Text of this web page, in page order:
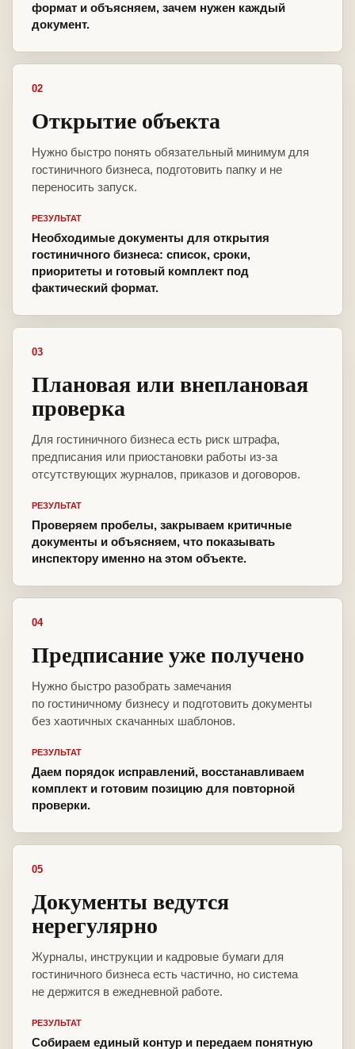
формат и объясняем, зачем нужен каждый
документ.
02
Открытие объекта
Нужно быстро понять обязательный минимум для
гостиничного бизнеса, подготовить папку и не
переносить запуск.
РЕЗУЛЬТАТ
Необходимые документы для открытия
гостиничного бизнеса: список, сроки,
приоритеты и готовый комплект под
фактический формат.
03
Плановая или внеплановая
проверка
Для гостиничного бизнеса есть риск штрафа,
предписания или приостановки работы из-за
отсутствующих журналов, приказов и договоров.
РЕЗУЛЬТАТ
Проверяем пробелы, закрываем критичные
документы и объясняем, что показывать
инспектору именно на этом объекте.
04
Предписание уже получено
Нужно быстро разобрать замечания
по гостиничному бизнесу и подготовить документы
без хаотичных скачанных шаблонов.
РЕЗУЛЬТАТ
Даем порядок исправлений, восстанавливаем
комплект и готовим позицию для повторной
проверки.
05
Документы ведутся
нерегулярно
Журналы, инструкции и кадровые бумаги для
гостиничного бизнеса есть частично, но система
не держится в ежедневной работе.
РЕЗУЛЬТАТ
Собираем единый контур и передаем понятную